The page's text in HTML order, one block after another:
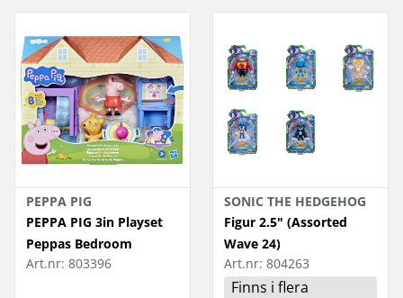
PEPPA PIG
PEPPA PIG 3in Playset
Peppas Bedroom
Art.nr: 803396
SONIC THE HEDGEHOG
Figur 2.5" (Assorted
Wave 24)
Art.nr: 804263
Finns i flera